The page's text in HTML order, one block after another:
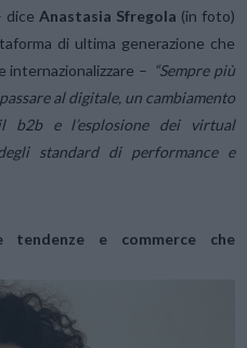
dice Anastasia Sfregola (in foto)
di ultima generazione che
internazionalizzare – “Sempre più
al digitale, un cambiamento
b2b e l’esplosione dei virtual
standard di performance e
e commerce che